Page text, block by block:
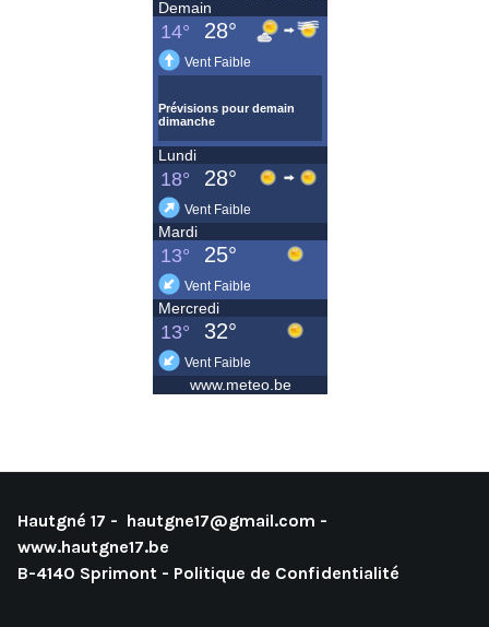
Hautgné 17 - hautgne17@gmail.com -
www.hautgne17.be
B-4140 Sprimont - Politique de Confidentialité